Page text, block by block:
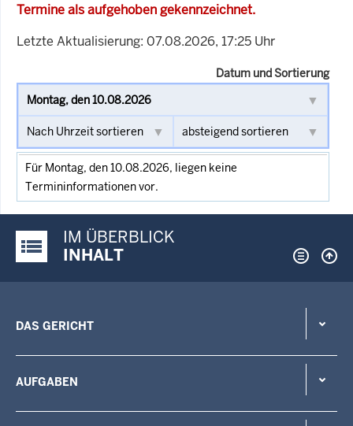
Termine als aufgehoben gekennzeichnet.
Letzte Aktualisierung: 07.08.2026, 17:25 Uhr
Datum und Sortierung
Für Montag, den 10.08.2026, liegen keine
Termininformationen vor.
Justiz-Portal im Überblick:
IM ÜBERBLICK
INHALT
DAS GERICHT
AUFGABEN